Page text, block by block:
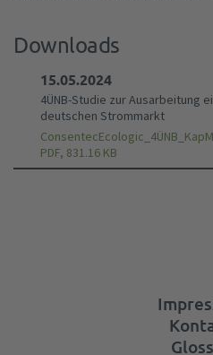
Downloads
15.05.2024
4ÜNB-Studie zur Ausarbeitung
deutschen Strommarkt
PDF, 831.16 KB